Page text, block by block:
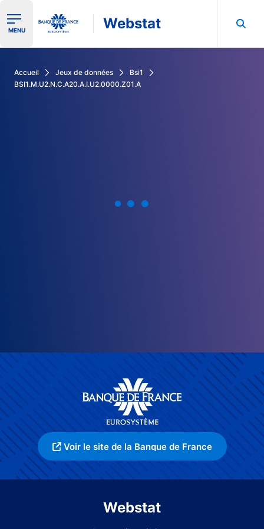
Ouvrir le menu de navigation
MENU Webstat
Accueil Jeux de données
Bsi1
BSI1.M.U2.N.C.A20.A.I.U2.0000.Z01.A
Voir le site de la Banque de France
Webstat